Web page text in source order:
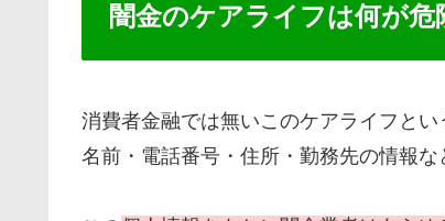
闇金のケアライフは何が危
消費者金融では無いこのケアライフと
名前・電話番号・住所・勤務先の情報な